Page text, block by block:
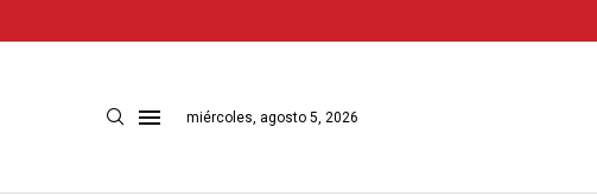
miércoles, agosto 5, 2026